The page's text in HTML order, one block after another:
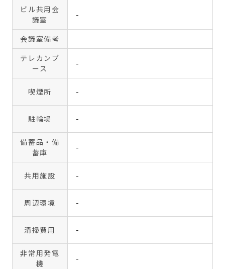
ビル共用会
議室
-
会議室備考
テレカンブ
ース
-
喫煙所 -
駐輪場 -
備蓄品・備
蓄庫
-
共用施設 -
周辺環境 -
清掃費用 -
非常用発電
機
-